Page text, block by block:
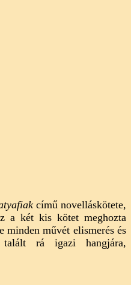
című novelláskötete,
a két kis kötet meghozta
minden művét elismerés és
talált rá igazi hangjára,